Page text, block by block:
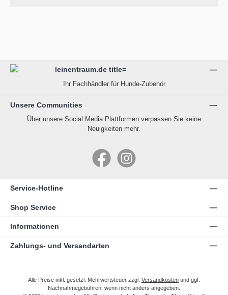
Ihr Fachhändler für Hunde-Zubehör
Unsere Communities
Über unsere Social Media Plattformen verpassen Sie keine
Neuigkeiten mehr.
FacebookInstagram
Service-Hotline
Shop Service
Informationen
Zahlungs- und Versandarten
Alle Preise inkl. gesetzl. Mehrwertsteuer zzgl. Versandkosten und ggf.
Nachnahmegebühren, wenn nicht anders angegeben.